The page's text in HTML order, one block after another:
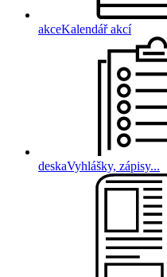
akceKalendář akcí
deskaVyhlášky, zápisy...